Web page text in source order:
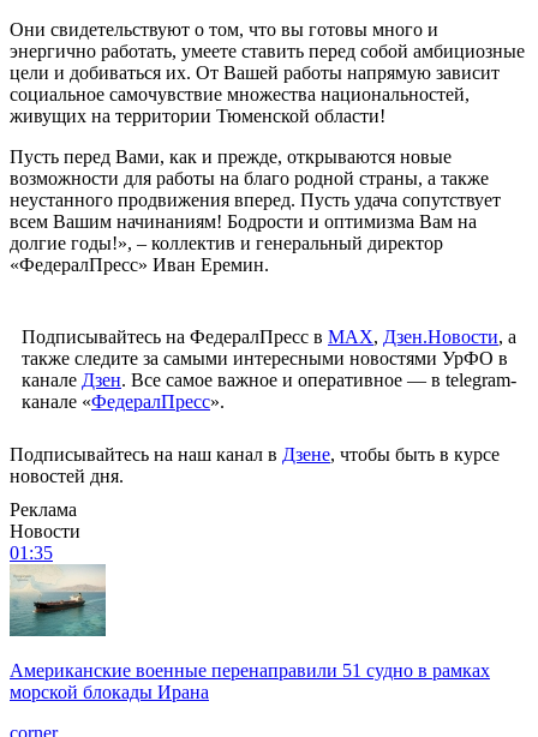
Они свидетельствуют о том, что вы готовы много и
энергично работать, умеете ставить перед собой амбициозные
цели и добиваться их. От Вашей работы напрямую зависит
социальное самочувствие множества национальностей,
живущих на территории Тюменской области!
Пусть перед Вами, как и прежде, открываются новые
возможности для работы на благо родной страны, а также
неустанного продвижения вперед. Пусть удача сопутствует
всем Вашим начинаниям! Бодрости и оптимизма Вам на
долгие годы!», – коллектив и генеральный директор
«ФедералПресс» Иван Еремин.
Подписывайтесь на ФедералПресс в МАХ, Дзен.Новости, а
также следите за самыми интересными новостями УрФО в
канале Дзен. Все самое важное и оперативное — в telegram-
канале «ФедералПресс».
Подписывайтесь на наш канал в Дзене, чтобы быть в курсе
новостей дня.
Реклама
Новости
01:35
Американские военные перенаправили 51 судно в рамках
морской блокады Ирана
corner